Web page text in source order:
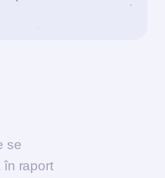
cu
se
în raport